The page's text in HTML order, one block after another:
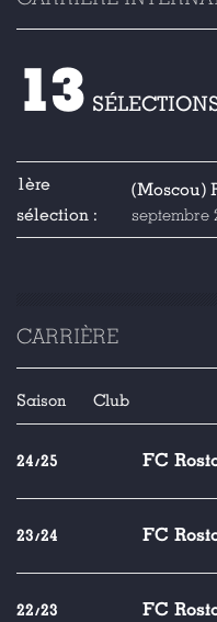
13
1ère
sélection :
(Moscou)
septembre
CARRIÈRE
Saison Club
24/25 FC
23/24 FC
22/23 FC